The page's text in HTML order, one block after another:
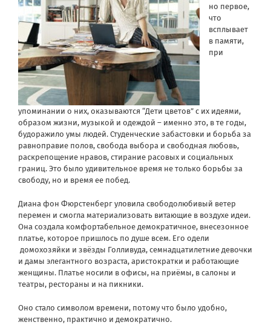
но первое,
что
всплывает
в памяти,
при
упоминании о них, оказываются “Дети цветов” с их идеями,
образом жизни, музыкой и одеждой – именно это, в те годы,
будоражило умы людей. Студенческие забастовки и борьба за
равноправие полов, свобода выбора и свободная любовь,
раскрепощение нравов, стирание расовых и социальных
границ. Это было удивительное время не только борьбы за
свободу, но и время ее побед.
Диана фон Фюрстенберг уловила свободолюбивый ветер
перемен и смогла материализовать витающие в воздухе идеи.
Она создала комфортабельное демократичное, внесезонное
платье, которое пришлось по душе всем. Его одели
домохозяйки и звёзды Голливуда, семнадцатилетние девочки
и дамы элегантного возраста, аристократки и работающие
женщины. Платье носили в офисы, на приёмы, в салоны и
театры, рестораны и на пикники.
Оно стало символом времени, потому что было удобно,
женственно, практично и демократично.